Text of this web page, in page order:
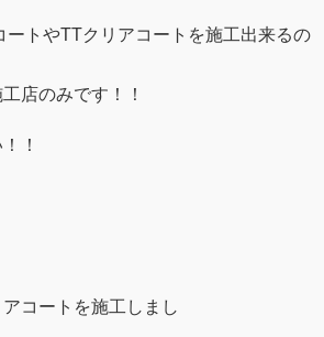
ートやTTクリアコートを施工出来るの
店のみです！！
！
コートを施工しまし